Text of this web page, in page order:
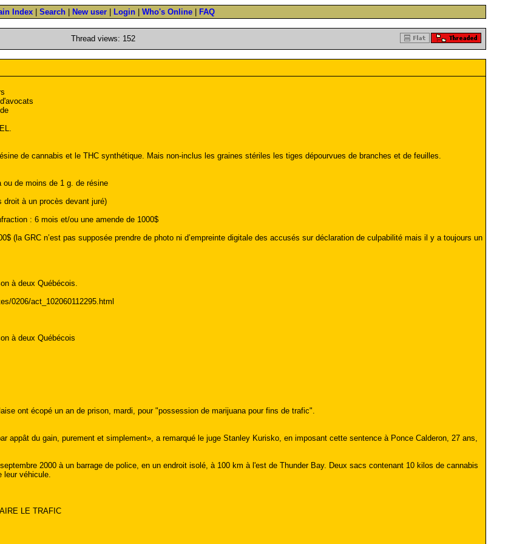
Index Search New user Login Who's Online FAQ
Thread views: 152
de cannabis et le THC synthétique. Mais non-inclus les graines stériles les tiges dépourvues de branches et de feuilles.
de moins de 1 g. de résine
à un procès devant juré)
: 6 mois et/ou une amende de 1000$
(la GRC n’est pas supposée prendre de photo ni d’empreinte digitale des accusés sur déclaration de culpabilité mais il y a toujours un
à deux Québécois.
0206/act_102060112295.html
à deux Québécois
ont écopé un an de prison, mardi, pour "possession de marijuana pour fins de trafic".
appât du gain, purement et simplement», a remarqué le juge Stanley Kurisko, en imposant cette sentence à Ponce Calderon, 27 ans,
2000 à un barrage de police, en un endroit isolé, à 100 km à l'est de Thunder Bay. Deux sacs contenant 10 kilos de cannabis
leur véhicule.
LE TRAFIC